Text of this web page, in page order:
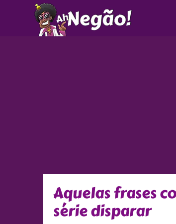
Aquelas frases
série disparar